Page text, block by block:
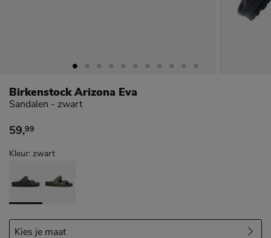
Birkenstock Arizona Eva
Sandalen - zwart
€ 59,99
59,99
Kleur: zwart